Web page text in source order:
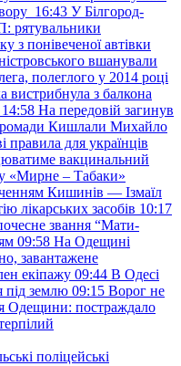
16:43 У Білгород-
рятувальники
з понівеченої автівки
вшанували
полеглого у 2014 році
вистрибнула з балкона
14:58 На передовій загинув
Кишлали Михайло
для українців
вакцинальний
«Мирне – Табаки»
Кишинів — Ізмаїл
лікарських засобів 10:17
звання “Мати-
09:58 На Одещині
завантажене
екіпажу 09:44 В Одесі
під землю 09:15 Ворог не
Одещини: постраждало
поліцейські